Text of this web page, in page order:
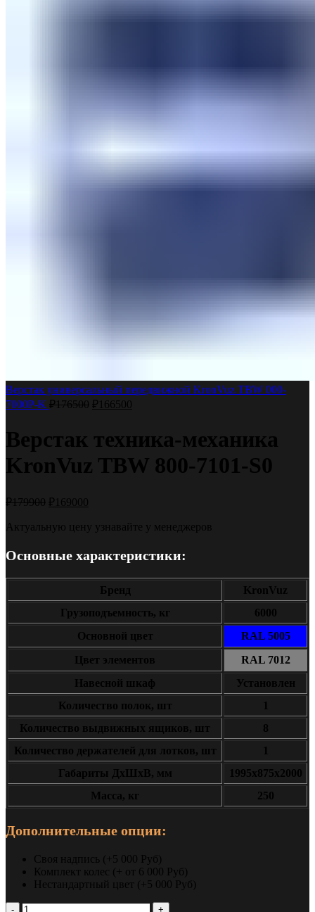
Верстак универсальный передвижной KronVuz TBW 000-
7000P-K ₽176500 ₽ 166500
Верстак техника-механика
KronVuz TBW 800-7101-S0
₽179900 ₽ 169000
Актуальную цену узнавайте у менеджеров
Основные характеристики:
Бренд
KronVuz
Грузоподъемность, кг
6000
Основной цвет
RAL 5005
Цвет элементов
RAL 7012
Навесной шкаф
Установлен
Количество полок, шт
1
Количество выдвижных ящиков, шт
8
Количество держателей для лотков, шт
1
Габариты ДxШxВ, мм
1995х875х2000
Масса, кг
250
Дополнительные опции:
Своя надпись (+5 000 Руб)
Комплект колес (+ от 6 000 Руб)
Нестандартный цвет (+5 000 Руб)
Количество